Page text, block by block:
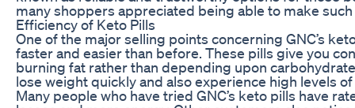
many shoppers appreciated being able to make
Efficiency of Keto Pills
One of the major selling points concerning GNC’s
faster and easier than before. These pills give you
burning fat rather than depending upon
lose weight quickly and also experience high levels
Many people who have tried GNC’s keto pills have